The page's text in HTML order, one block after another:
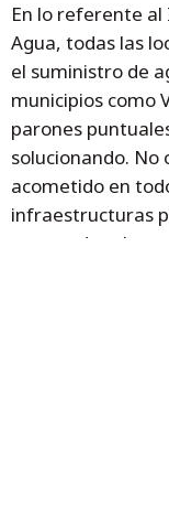
En lo referente
Agua, todas las
el suministro de
municipios como
parones
solucionando. No
acometido en
infraestructuras
para poder